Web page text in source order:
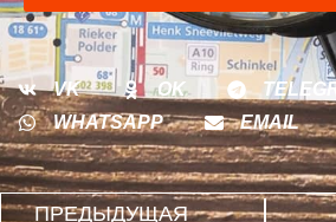
VK OK
WHATSAPP
EMAIL
ПРЕДЫДУЩАЯ